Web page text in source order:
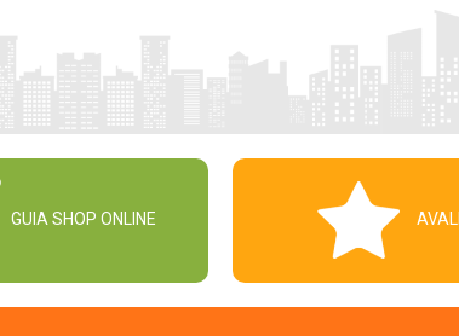
GUIA SHOP ONLINE